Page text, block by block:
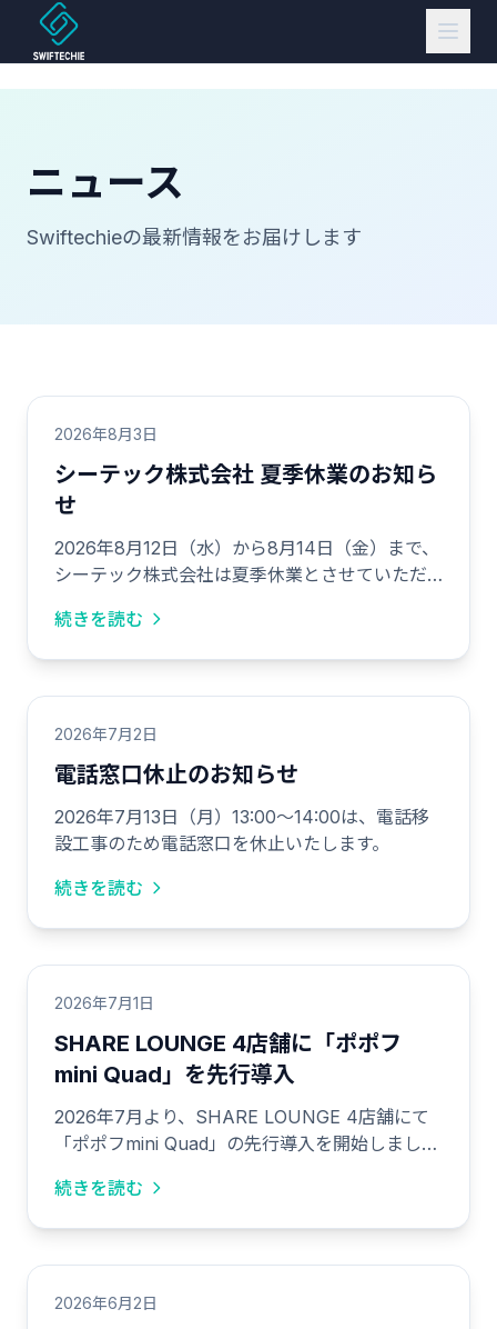
AIソリューション
システムソリューション
検索
ニュース
Swiftechieの最新情報をお届けします
2026年8月3日
シーテック株式会社 夏季休業のお知ら
せ
2026年8月12日（水）から8月14日（金）まで、
シーテック株式会社は夏季休業とさせていただ
続きを読む
2026年7月2日
電話窓口休止のお知らせ
2026年7月13日（月）13:00～14:00は、電話移
設工事のため電話窓口を休止いたします。
続きを読む
2026年7月1日
SHARE LOUNGE 4店舗に「ポポフ
mini Quad」を先行導入
2026年7月より、SHARE LOUNGE 4店舗にて
「ポポフmini Quad」の先行導入を開始しまし
続きを読む
2026年6月2日